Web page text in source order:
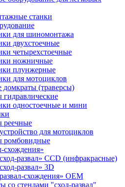
станки
для шиномонтажа
двухстоечные
четырехстоечные
ножничные
плунжерные
для мотоциклов
домкраты (траверсы)
гидравлические
одностоечные и мини
реечные
для мотоциклов
ромбовидные
схождения»
развал» CCD (инфракрасные)
развал» 3D
схождения» ОЕМ
со стендами "сход-развал"